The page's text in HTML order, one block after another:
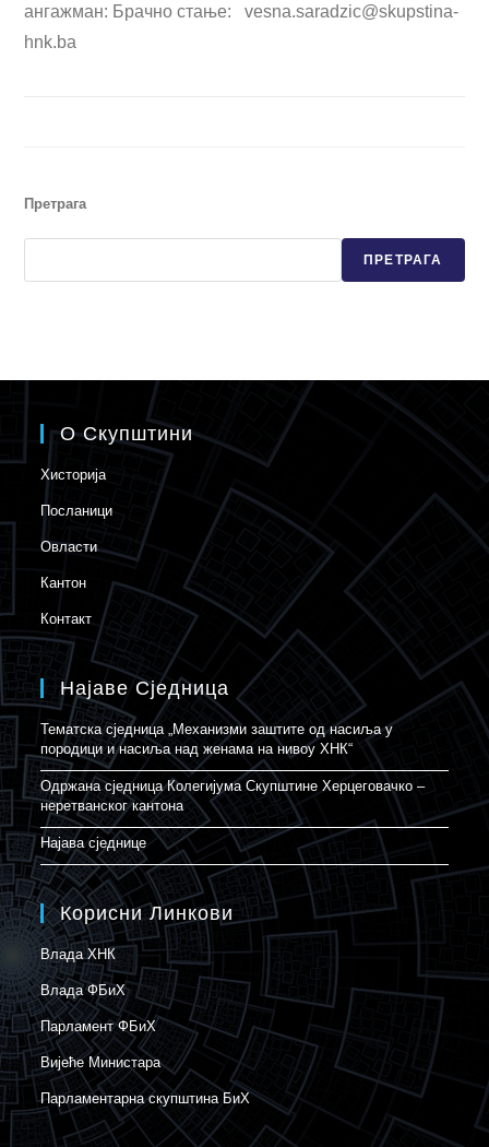
ангажман: Брачно стање:vesna.saradzic@skupstina-
hnk.ba
Претрага
ПРЕТРАГА
О Скупштини
Хисторија
Посланици
Овласти
Кантон
Контакт
Најаве Сједница
Тематска сједница „Механизми заштите од насиља у
породици и насиља над женама на нивоу ХНК“
Одржана сједница Колегијума Скупштине Херцеговачко –
неретванског кантона
Најава сједнице
Корисни Линкови
Влада ХНК
Влада ФБиХ
Парламент ФБиХ
Вијеће Министара
Парламентарна скупштина БиХ